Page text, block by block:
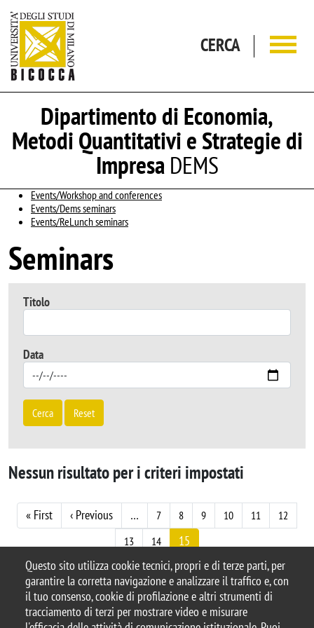
Questo sito utilizza cookie tecnici, propri e di terze parti, per
garantire la corretta navigazione e analizzare il traffico e, con
il tuo consenso, cookie di profilazione e altri strumenti di
tracciamento di terzi per mostrare video e misurare
CERCA
Dipartimento di Economia,
Metodi Quantitativi e Strategie di
ImpresaDEMS
Events/Workshop and conferences
Events/Dems seminars
Events/ReLunch seminars
Seminars
Titolo
Data
Cerca Reset
Nessun risultato per i criteri impostati
Paginazione
« FirstPrima pagina
‹ PreviousPagina precedente
… 7 8 9 10 11
12
13
14 15
© 2025 Università degli Studi di Milano-Bicocca